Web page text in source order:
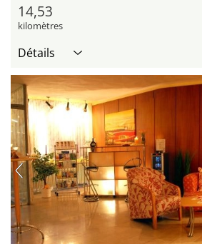
14,53
kilomètres
Détails